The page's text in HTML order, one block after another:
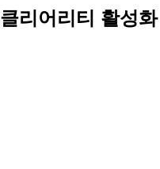
클리어리티 활성